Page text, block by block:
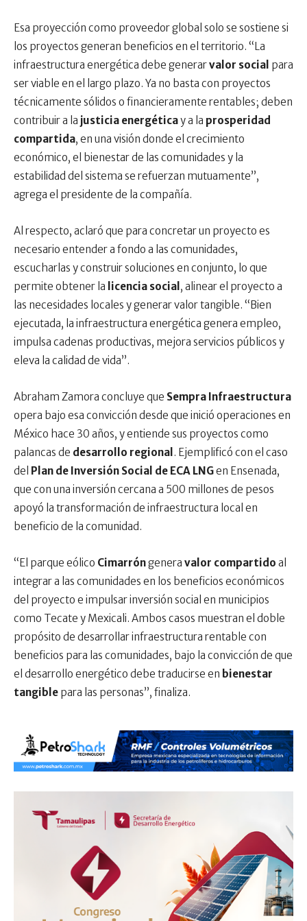
Esa proyección como proveedor global solo se sostiene si
los proyectos generan beneficios en el territorio. “La
infraestructura energética debe generarvalor social para
ser viable en el largo plazo. Ya no basta con proyectos
técnicamente sólidos o financieramente rentables; deben
contribuir a la justicia energéticay a la prosperidad
compartida, en una visión donde el crecimiento
económico, el bienestar de las comunidades y la
estabilidad del sistema se refuerzan mutuamente”,
agrega el presidente de la compañía.
Al respecto, aclaró que para concretar un proyecto es
necesario entender a fondo a las comunidades,
escucharlas y construir soluciones en conjunto, lo que
permite obtener la licencia social , alinear el proyecto a
las necesidades locales y generar valor tangible. “Bien
ejecutada, la infraestructura energética genera empleo,
impulsa cadenas productivas, mejora servicios públicos y
eleva la calidad de vida”.
Abraham Zamora concluye que Sempra Infraestructura
opera bajo esa convicción desde que inició operaciones en
México hace 30 años, y entiende sus proyectos como
palancas de desarrollo regional . Ejemplificó con el caso
del Plan de Inversión Social de ECA LNGen Ensenada,
que con una inversión cercana a 500 millones de pesos
apoyó la transformación de infraestructura local en
beneficio de la comunidad.
“El parque eólico Cimarróngenera valor compartido al
integrar a las comunidades en los beneficios económicos
del proyecto e impulsar inversión social en municipios
como Tecate y Mexicali. Ambos casos muestran el doble
propósito de desarrollar infraestructura rentable con
beneficios para las comunidades, bajo la convicción de que
el desarrollo energético debe traducirse en bienestar
tangible para las personas”, finaliza.